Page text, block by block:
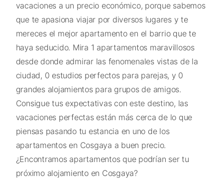
vacaciones a un precio económico, porque sabemos
que te apasiona viajar por diversos lugares y te
mereces el mejor apartamento en el barrio que te
haya seducido. Mira 1 apartamentos maravillosos
desde donde admirar las fenomenales vistas de la
ciudad, 0 estudios perfectos para parejas, y 0
grandes alojamientos para grupos de amigos.
Consigue tus expectativas con este destino, las
vacaciones perfectas están más cerca de lo que
piensas pasando tu estancia en uno de los
apartamentos en Cosgaya a buen precio.
¿Encontramos apartamentos que podrían ser tu
próximo alojamiento en Cosgaya?